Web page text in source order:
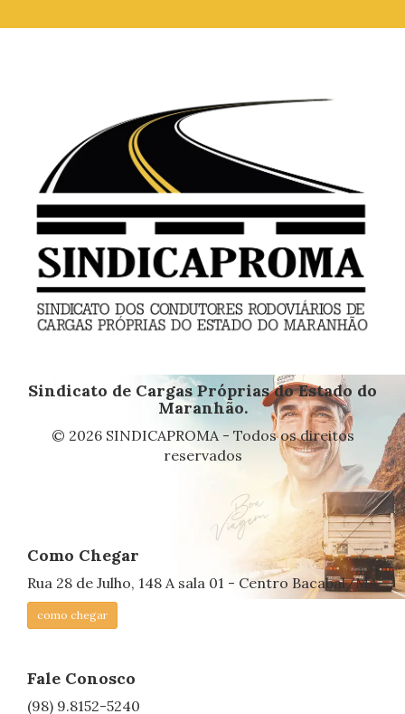
Sindicato de Cargas Próprias do Estado do
Maranhão.
© 2026 SINDICAPROMA - Todos os direitos
reservados
Como Chegar
Rua 28 de Julho, 148 A sala 01 - Centro Bacabal/MA
como chegar
Fale Conosco
(98) 9.8152-5240